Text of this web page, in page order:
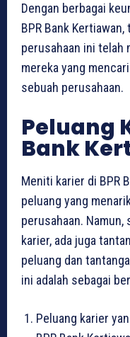
Dengan berbagai
BPR Bank
perusahaan ini telah
mereka yang
sebuah perusahaan.
Peluang
Bank
Meniti karier di BPR
peluang yang
perusahaan.
karier, ada juga
peluang dan
ini adalah sebagai
Peluang karier